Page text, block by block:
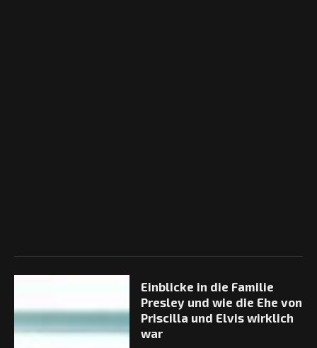
Einblicke in die Familie
Presley und wie die Ehe von
Priscilla und Elvis wirklich
war